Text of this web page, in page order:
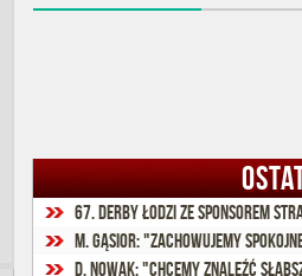
67. Derby Łodzi ze sponsorem
M. Gąsior: "Zachowujemy
D. Nowak: "Chcemy znaleźć